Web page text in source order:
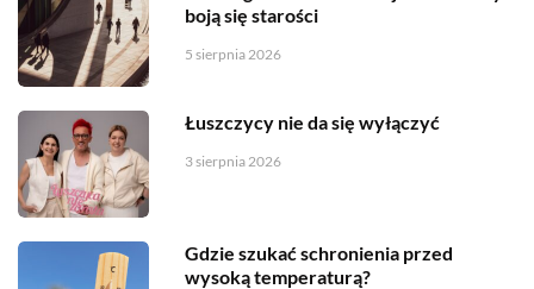
boją się starości
5 sierpnia 2026
Łuszczycy nie da się wyłączyć
3 sierpnia 2026
Gdzie szukać schronienia przed
wysoką temperaturą?